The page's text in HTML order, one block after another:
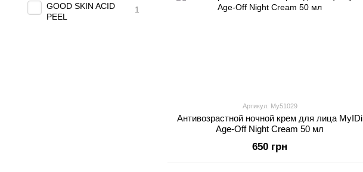
Артикул: My51029
Антивозрастной ночной крем для лица MyIDi
Age-Off Night Cream 50 мл
650 грн
GOOD SKIN ACID
PEEL
1